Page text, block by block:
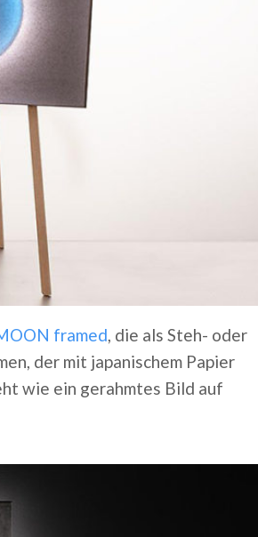
framed, die als Steh- oder
der mit japanischem Papier
wie ein gerahmtes Bild auf